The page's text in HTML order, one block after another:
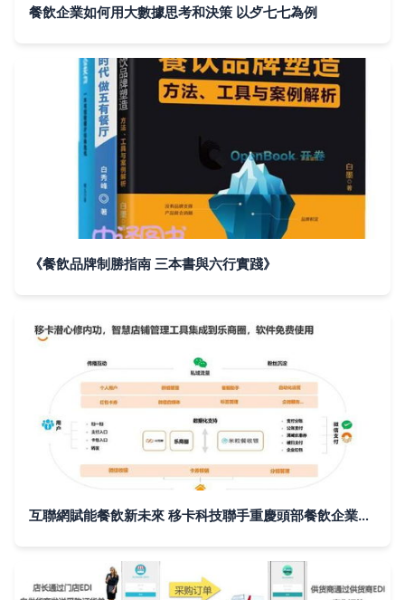
餐飲企業如何用大數據思考和決策 以歺七七為例
《餐飲品牌制勝指南 三本書與六行實踐》
互聯網賦能餐飲新未來 移卡科技聯手重慶頭部餐飲企業共繪管理藍圖